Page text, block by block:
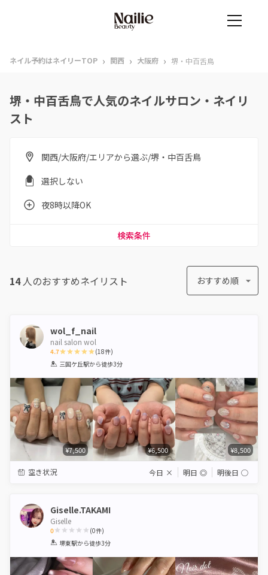
ネイル予約はネイリーTOP › 関西 › 大阪府 › 堺・中百舌鳥
堺・中百舌鳥で人気のネイルサロン・ネイリ
スト
関西/大阪府/エリアから選ぶ/堺・中百舌鳥
選択しない
夜8時以降OK
検索条件
14人のおすすめネイリスト おすすめ順
wol_f_nail
nail salon wol
4.7
1 2 3 4 5
(18件)
三国ケ丘駅から徒歩3分
¥7,500 ¥6,500 ¥8,500
空き状況 今日 × 明日 ◎ 明後日 ◯
Giselle.TAKAMI
Giselle
0
1 2 3 4 5
(0件)
堺東駅から徒歩3分